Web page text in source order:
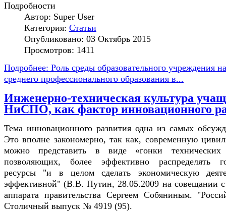
Подробности
Автор: Super User
Категория: Статьи
Опубликовано: 03 Октябрь 2015
Просмотров: 1411
Подробнее: Роль среды образовательного учреждения
среднего профессионального образования в...
Инженерно-техническая культура
НиСПО, как фактор инновационного
Тема инновационного развития одна из самых
Это вполне закономерно, так как, современную
можно представить в виде «гонки технических
позволяющих, более эффективно распределять
ресурсы "и в целом сделать экономическую
эффективной" (В.В. Путин, 28.05.2009 на совещании с
аппарата правительства Сергеем Собяниным.
Столичный выпуск № 4919 (95).